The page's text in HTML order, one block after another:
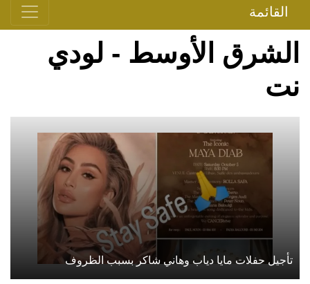
القائمة
الشرق الأوسط - لودي
نت
تأجيل حفلات مايا دياب وهاني شاكر بسبب الظروف